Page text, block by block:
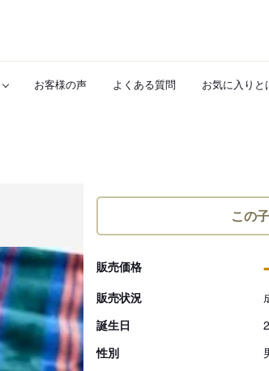
お客様の声 よくある質問 お気に入りと
この
販売価格
販売状況
誕生日
性別